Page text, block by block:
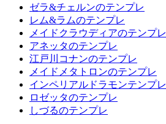
ゼラ&チェルンのテンプレ
レム&ラムのテンプレ
メイドクラウディアのテンプレ
アネッタのテンプレ
江戸川コナンのテンプレ
メイドメタトロンのテンプレ
インペリアルドラモンテンプレ
ロゼッタのテンプレ
しづるのテンプレ